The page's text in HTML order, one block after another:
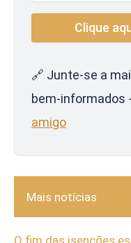
🔗 Junte-se a
bem-informados -
amigo
Mais notícias
O fim das isenções